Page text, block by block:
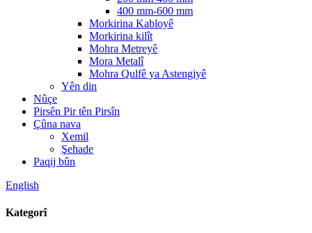
400 mm-600 mm
Morkirina Kabloyê
Morkirina kilît
Mohra Metreyê
Mora Metalî
Mohra Qulfê ya Astengiyê
Yên din
Nûçe
Pirsên Pir tên Pirsîn
Çûna nava
Xemil
Şehade
Paqij bûn
English
Kategorî